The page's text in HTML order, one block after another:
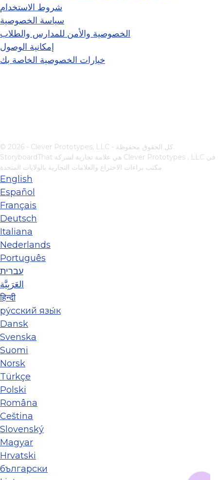
شروط الاستخدام
سياسة الخصوصية
الخصوصية والأمن للمدارس والطلاب
إمكانية الوصول
خيارات الخصوصية الخاصة بك
© 2026 - Clever Prototypes, LLC - كل الحقوق محفوظة.
Clever Prototypes , LLC
مكتب براءات الاختراع والعلامات التجارية بالولايات المتحدة
English
Español
Français
Deutsch
Italiana
Nederlands
Português
עברית
العَرَبِيَّة
हिन्दी
ру́сский язы́к
Dansk
Svenska
Suomi
Norsk
Türkçe
Polski
Româna
Ceština
Slovenský
Magyar
Hrvatski
български